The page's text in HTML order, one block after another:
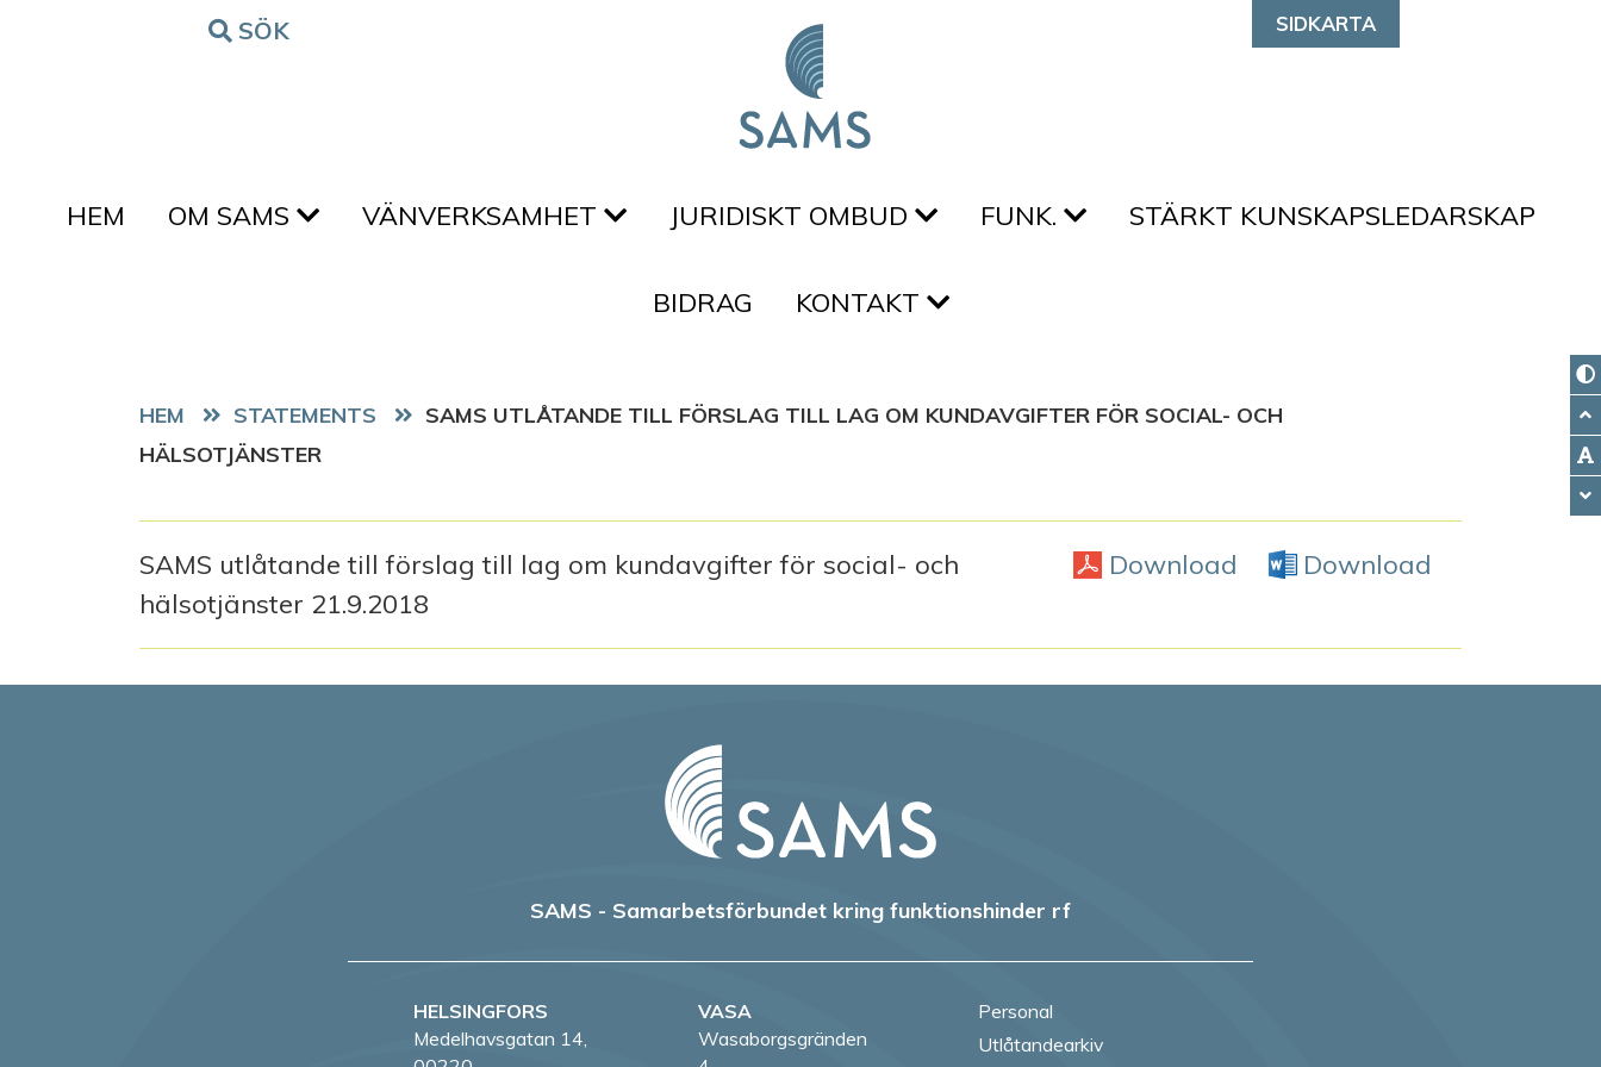
Hoppa till innehålletSÖK SIDKARTA
HEM OM SAMS VÄNVERKSAMHET JURIDISKT OMBUD FUNK. STÄRKT KUNSKAPSLEDARSKAP
BIDRAG KONTAKT
HEM STATEMENTS
SAMS UTLÅTANDE TILL FÖRSLAG TILL LAG OM KUNDAVGIFTER FÖR SOCIAL- OCH
HÄLSOTJÄNSTER
SAMS utlåtande till förslag till lag om kundavgifter för social- och
hälsotjänster 21.9.2018
Download PDF Download
SAMS - Samarbetsförbundet kring funktionshinder rf
HELSINGFORS
Medelhavsgatan 14,
VASA
Wasaborgsgränden
Personal
Utlåtandearkiv